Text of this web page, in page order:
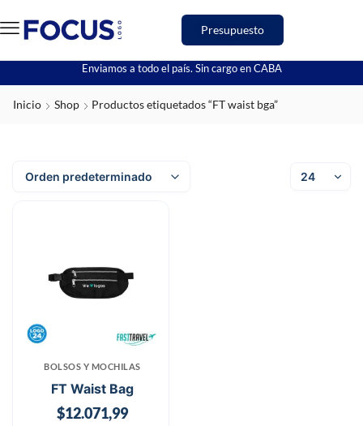
Presupuesto
Enviamos a todo el país. Sin cargo en CABA
Inicio Shop Productos etiquetados “FT waist bga”
BOLSOS Y MOCHILAS
FT Waist Bag
$12.071,99